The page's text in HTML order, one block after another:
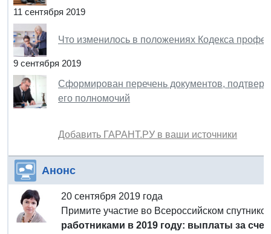
11 сентября 2019
Что изменилось в положениях Кодекса
9 сентября 2019
Сформирован перечень документов,
его полномочий
Добавить ГАРАНТ.РУ в ваши источники
Анонс
20 сентября 2019 года
Примите участие во Всероссийском
работниками в 2019 году: выплаты за